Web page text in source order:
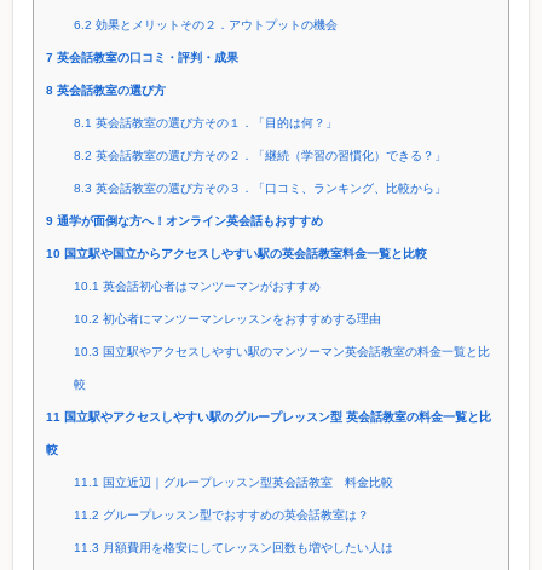
6.2 効果とメリットその２．アウトプットの機会
7 英会話教室の口コミ・評判・成果
8 英会話教室の選び方
8.1 英会話教室の選び方その１．「目的は何？」
8.2 英会話教室の選び方その２．「継続（学習の習慣化）できる？」
8.3 英会話教室の選び方その３．「口コミ、ランキング、比較から」
9 通学が面倒な方へ！オンライン英会話もおすすめ
10 国立駅や国立からアクセスしやすい駅の英会話教室料金一覧と比較
10.1 英会話初心者はマンツーマンがおすすめ
10.2 初心者にマンツーマンレッスンをおすすめする理由
10.3 国立駅やアクセスしやすい駅のマンツーマン英会話教室の料金一覧と比
較
11 国立駅やアクセスしやすい駅のグループレッスン型 英会話教室の料金一覧と比
較
11.1 国立近辺｜グループレッスン型英会話教室 料金比較
11.2 グループレッスン型でおすすめの英会話教室は？
11.3 月額費用を格安にしてレッスン回数も増やしたい人は